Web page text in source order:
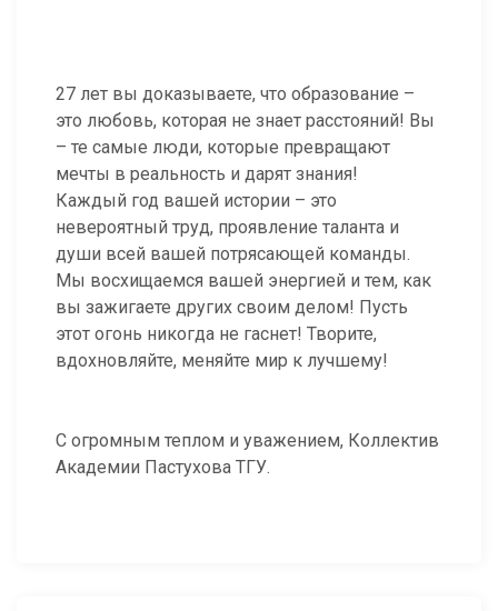
27 лет вы доказываете, что образование –
это любовь, которая не знает расстояний! Вы
– те самые люди, которые превращают
мечты в реальность и дарят знания!
Каждый год вашей истории – это
невероятный труд, проявление таланта и
души всей вашей потрясающей команды.
Мы восхищаемся вашей энергией и тем, как
вы зажигаете других своим делом! Пусть
этот огонь никогда не гаснет! Творите,
вдохновляйте, меняйте мир к лучшему!
С огромным теплом и уважением, Коллектив
Академии Пастухова ТГУ.